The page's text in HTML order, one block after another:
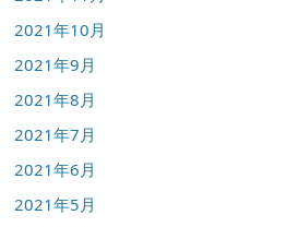
2021年10月
2021年9月
2021年8月
2021年7月
2021年6月
2021年5月